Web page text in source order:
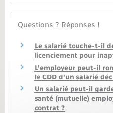
Questions ? Réponses !
Le salarié touche-t-il
licenciement pour
L'employeur peut-il
le CDD d'un salarié
Un salarié peut-il
santé (mutuelle)
contrat ?